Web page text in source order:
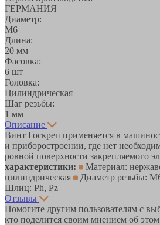
ГЕРМАНИЯ
Диаметр:
М6
Длина:
20 мм
Фасовка:
6 шт
Головка:
Цилиндрическая
Шаг резьбы:
1 мм
Описание
Винт Госкреп применяется в
и приборостроении, где нет
ровной поверхности закрепляемого
характеристики:
Материал:
цилиндрическая
Диаметр резьбы:
Шлиц: Ph, Pz
Отзывы
Помогите другим пользователям с
кто поделится своим мнением об этом